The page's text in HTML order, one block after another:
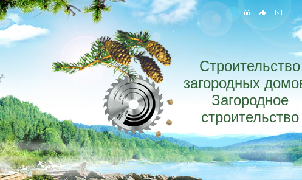
Строительство
загородных
Загородное
строительство